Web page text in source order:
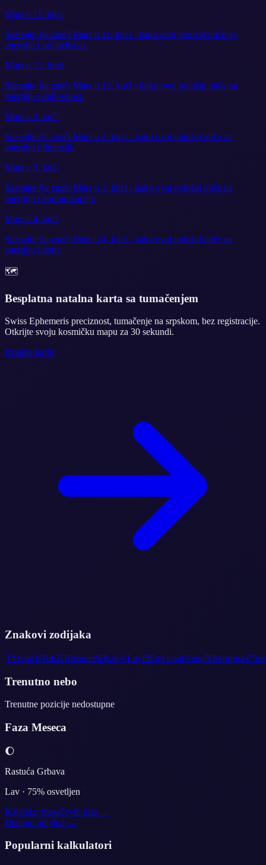
Mars u 11. kući
Saznajte šta znači Mars u 11. kući - kako ovaj položaj utiče na
energiju i prijateljstva.
Mars u 12. kući
Saznajte šta znači Mars u 12. kući - kako ovaj položaj utiče na
energiju i duhovnost.
Mars u 2. kući
Saznajte šta znači Mars u 2. kući - kako ovaj položaj utiče na
energiju i finansije.
Mars u 3. kući
Saznajte šta znači Mars u 3. kući - kako ovaj položaj utiče na
energiju i komunikaciju.
Mars u 4. kući
Saznajte šta znači Mars u 4. kući - kako ovaj položaj utiče na
energiju i dom.
🗺️
Besplatna natalna karta sa tumačenjem
Swiss Ephemeris preciznost, tumačenje na srpskom, bez registracije.
Otkrijte svoju kosmičku mapu za 30 sekundi.
Izradite kartu
Znakovi zodijaka
♈Ovan♉Bik♊Blizanci♋Rak♌Lav♍Devica♎Vaga♏ Skorpija♐
Trenutno nebo
Trenutne pozicije nedostupne
Faza Meseca
🌔
Rastuća Grbava
Lav · 75% osvetljen
Kalendar mesečevih faza →
Detaljni pregled →
Popularni kalkulatori